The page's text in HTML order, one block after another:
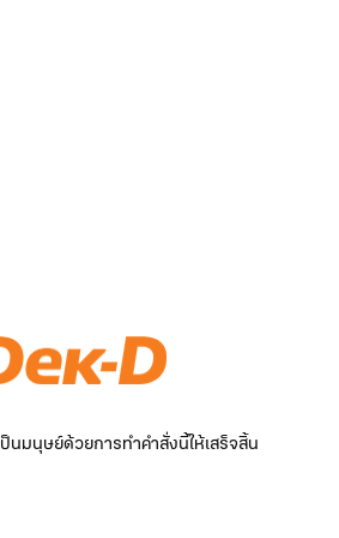
นมนุษย์ด้วยการทำคำสั่งนี้ให้เสร็จสิ้น